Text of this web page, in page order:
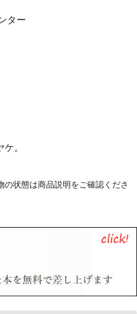
ター
。
状態は商品説明をご確認くださ